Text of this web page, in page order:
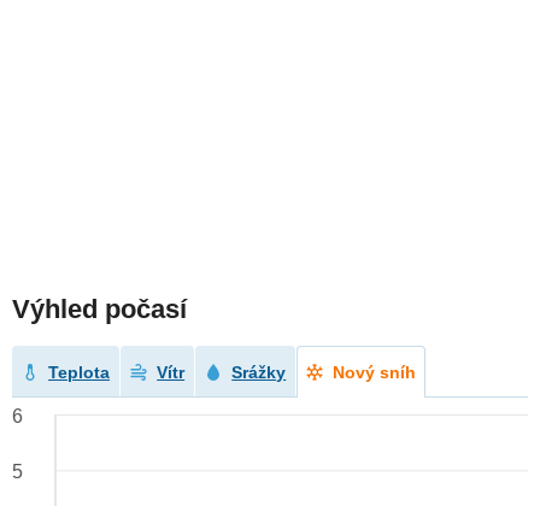
Výhled počasí
Teplota Vítr Srážky Nový sníh
6
5